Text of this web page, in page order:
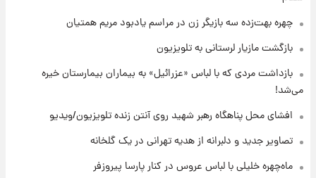
قیمت محصولات ایران‌خودرو و سایپا امروز شنبه
۱۷ مرداد ۱۴۰۵
۲۰ ساعت پیش
۲۱ ساعت پیش
بازیکن به درد نخور استقلال با مقصد اروپا این
تیم را ترک کرد!
چهره بهت‌زده سه بازیگر زن در مراسم یادبود مریم همتیان
بازگشت مازیار لرستانی به تلویزیون
بازداشت مردی که با لباس «عزرائیل» به بیماران بیمارستان خیره
می‌شد!
افشای محل پناهگاه‌ رهبر شهید روی آنتن زنده تلویزیون/ویدیو
تصاویر جدید و دلبرانه از هدیه تهرانی در یک گلخانه
ماه‌چهره خلیلی با لباس عروس در کنار پارسا پیروزفر